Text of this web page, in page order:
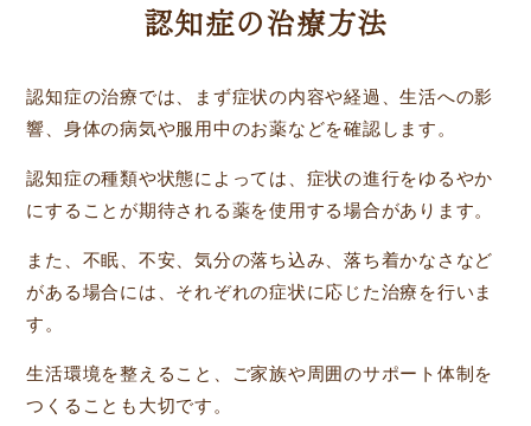
認知症の治療方法
認知症の治療では、まず症状の内容や経過、生活への影
響、身体の病気や服用中のお薬などを確認します。
認知症の種類や状態によっては、症状の進行をゆるやか
にすることが期待される薬を使用する場合があります。
また、不眠、不安、気分の落ち込み、落ち着かなさなど
がある場合には、それぞれの症状に応じた治療を行いま
す。
生活環境を整えること、ご家族や周囲のサポート体制を
つくることも大切です。